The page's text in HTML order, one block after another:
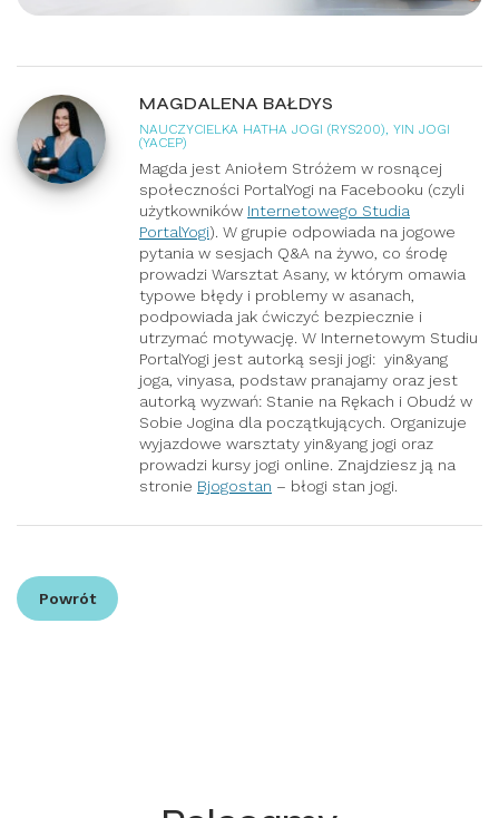
MAGDALENA BAŁDYS
NAUCZYCIELKA HATHA JOGI (RYS200), YIN JOGI
(YACEP)
Magda jest Aniołem Stróżem w rosnącej
społeczności PortalYogi na Facebooku (czyli
użytkowników Internetowego Studia
PortalYogi). W grupie odpowiada na jogowe
pytania w sesjach Q&A na żywo, co środę
prowadzi Warsztat Asany, w którym omawia
typowe błędy i problemy w asanach,
podpowiada jak ćwiczyć bezpiecznie i
utrzymać motywację. W Internetowym Studiu
PortalYogi jest autorką sesji jogi: yin&yang
joga, vinyasa, podstaw pranajamy oraz jest
autorką wyzwań: Stanie na Rękach i Obudź w
Sobie Jogina dla początkujących. Organizuje
wyjazdowe warsztaty yin&yang jogi oraz
prowadzi kursy jogi online. Znajdziesz ją na
stronie Bjogostan – błogi stan jogi.
Powrót